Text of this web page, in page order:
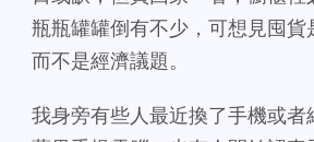
瓶瓶罐罐倒有不少，可想見囤貨
而不是經濟議題。
我身旁有些人最近換了手機或者